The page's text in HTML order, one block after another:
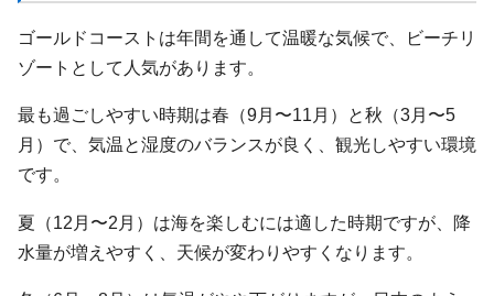
ゴールドコーストは年間を通して温暖な気候で、ビーチリ
ゾートとして人気があります。
最も過ごしやすい時期は春（9月〜11月）と秋（3月〜5
月）で、気温と湿度のバランスが良く、観光しやすい環境
です。
夏（12月〜2月）は海を楽しむには適した時期ですが、降
水量が増えやすく、天候が変わりやすくなります。